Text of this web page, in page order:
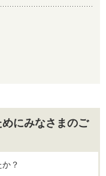
にみなさまのご
？